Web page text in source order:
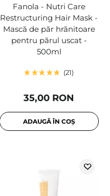
Fanola - Nutri Care
Restructuring Hair Mask -
Mască de păr hrănitoare
pentru părul uscat -
500ml
21
35,00 RON
ADAUGĂ ÎN COȘ